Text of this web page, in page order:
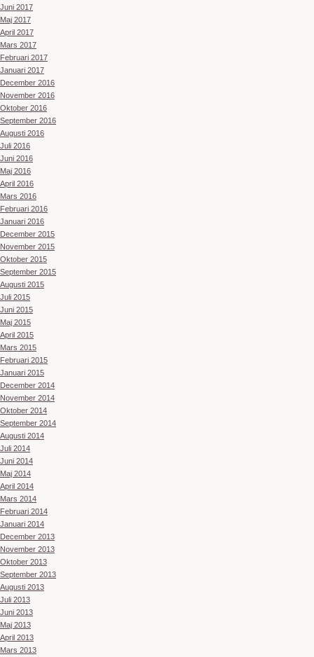
Juni 2017
Maj 2017
April 2017
Mars 2017
Februari 2017
Januari 2017
December 2016
November 2016
Oktober 2016
September 2016
Augusti 2016
Juli 2016
Juni 2016
Maj 2016
April 2016
Mars 2016
Februari 2016
Januari 2016
December 2015
November 2015
Oktober 2015
September 2015
Augusti 2015
Juli 2015
Juni 2015
Maj 2015
April 2015
Mars 2015
Februari 2015
Januari 2015
December 2014
November 2014
Oktober 2014
September 2014
Augusti 2014
Juli 2014
Juni 2014
Maj 2014
April 2014
Mars 2014
Februari 2014
Januari 2014
December 2013
November 2013
Oktober 2013
September 2013
Augusti 2013
Juli 2013
Juni 2013
Maj 2013
April 2013
Mars 2013